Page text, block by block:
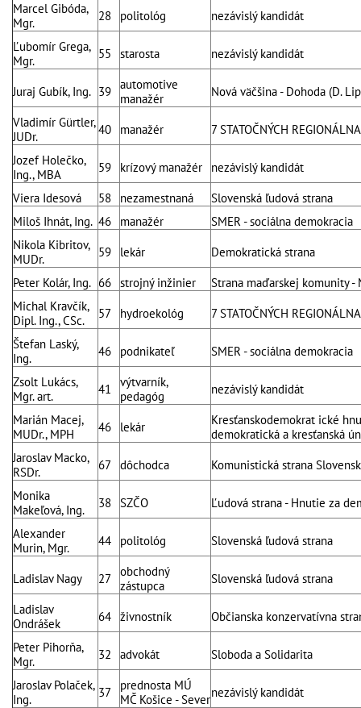
Marcel Gibóda,
Mgr.
28 politológ
nezávislý kandidát
Ľubomír Grega,
Mgr.
55 starosta nezávislý kandidát
Juraj Gubík, Ing. 39 automotive
manažér
Nová väčšina - Dohoda (D.
Vladimír Gürtler,
JUDr.
40 manažér
7 STATOČNÝCH
Jozef Holečko,
Ing., MBA
59 krízový manažér
nezávislý kandidát
Viera Idesová
58 nezamestnaná
Slovenská ľudová strana
Miloš Ihnát, Ing. 46 manažér
SMER - sociálna demokracia
Nikola Kibritov,
MUDr.
59 lekár
Demokratická strana
Peter Kolár, Ing. 66 strojný inžinier
Strana maďarskej komunity -
Michal Kravčík,
Dipl. Ing., CSc.
57 hydroekológ
7 STATOČNÝCH
Štefan Laský,
Ing.
46 podnikateľ
SMER - sociálna demokracia
Zsolt Lukács,
Mgr. art.
41
výtvarník,
pedagóg
nezávislý kandidát
Marián Macej,
MUDr., MPH
46 lekár
Kresťanskodemokrat ické
demokratická a kresťanská
Jaroslav Macko,
RSDr.
67 dôchodca
Komunistická strana
Monika
Makeľová, Ing.
38 SZČO
Ľudová strana - Hnutie za
Alexander
Murin, Mgr.
44 politológ Slovenská ľudová strana
Ladislav Nagy 27 obchodný
zástupca
Slovenská ľudová strana
Ladislav
Ondrášek
64 živnostník
Občianska konzervatívna
Peter Pihorňa,
Mgr.
32 advokát
Sloboda a Solidarita
Jaroslav Polaček,
Ing.
37
prednosta MÚ
MČ Košice - Severnezávislý kandidát